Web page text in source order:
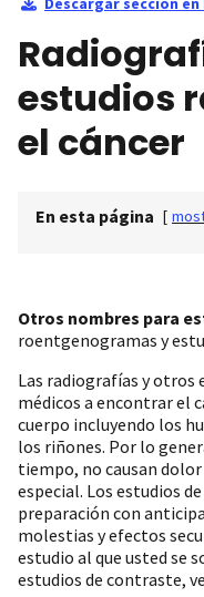
estudios
el cáncer
En esta página [
Otros nombres para
roentgenogramas y
Las radiografías y otros
médicos a encontrar el
cuerpo incluyendo los
los riñones. Por lo
tiempo, no causan
especial. Los estudios
preparación con
molestias y efectos
estudio al que usted se
estudios de contraste,